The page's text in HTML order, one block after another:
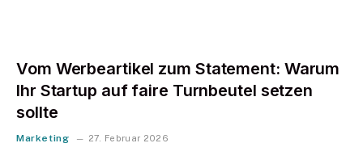
Vom Werbeartikel zum Statement: Warum
Ihr Startup auf faire Turnbeutel setzen
sollte
Marketing 27. Februar 2026